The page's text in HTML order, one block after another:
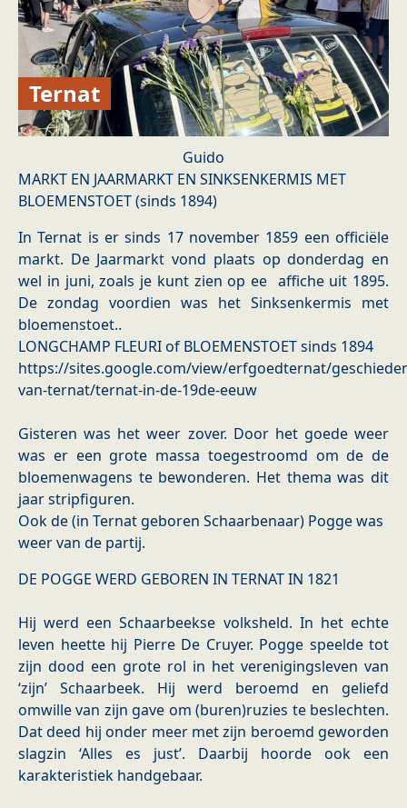
Ternat
Guido
MARKT EN JAARMARKT EN SINKSENKERMIS MET
BLOEMENSTOET (sinds 1894)
In Ternat is er sinds 17 november 1859 een officiële
markt. De Jaarmarkt vond plaats op donderdag en
wel in juni, zoals je kunt zien op ee affiche uit 1895.
De zondag voordien was het Sinksenkermis met
bloemenstoet..
LONGCHAMP FLEURI of BLOEMENSTOET sinds 1894
https://sites.google.com/view/erfgoedternat/
van-ternat/ternat-in-de-19de-eeuw
Gisteren was het weer zover. Door het goede weer
was er een grote massa toegestroomd om de de
bloemenwagens te bewonderen. Het thema was dit
jaar stripfiguren.
Ook de (in Ternat geboren Schaarbenaar) Pogge was
weer van de partij.
DE POGGE WERD GEBOREN IN TERNAT IN 1821
Hij werd een Schaarbeekse volksheld. In het echte
leven heette hij Pierre De Cruyer. Pogge speelde tot
zijn dood een grote rol in het verenigingsleven van
‘zijn’ Schaarbeek. Hij werd beroemd en geliefd
omwille van zijn gave om (buren)ruzies te beslechten.
Dat deed hij onder meer met zijn beroemd geworden
slagzin ‘Alles es just’. Daarbij hoorde ook een
karakteristiek handgebaar.